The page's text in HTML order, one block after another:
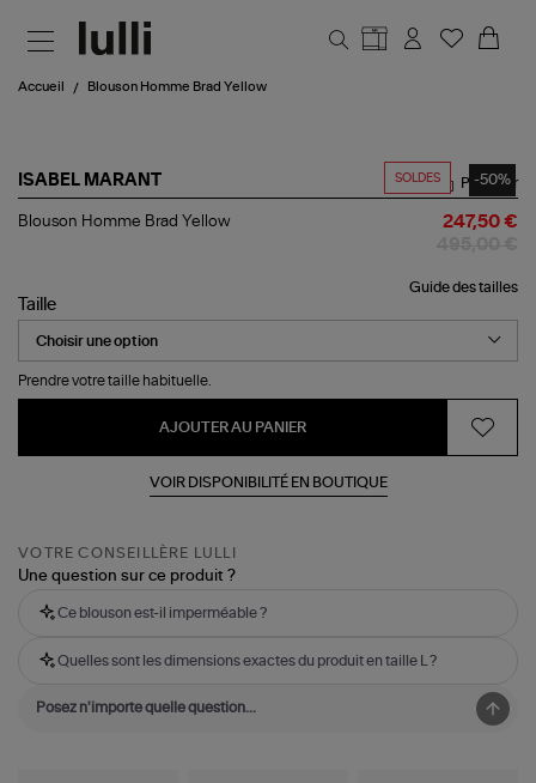
Accueil Blouson Homme Brad Yellow
SOLDES -50%
ISABEL MARANT
Blouson
Partager
Blouson Homme Brad Yellow 247,50 €
Guide des tailles
Taille
Prendre votre taille habituelle.
AJOUTER AU PANIER
VOIR DISPONIBILITÉ EN BOUTIQUE
VOTRE CONSEILLÈRE LULLI
Une question sur ce produit ?
Ce blouson est-il imperméable ?
Quelles sont les dimensions exactes du produit en taille L ?